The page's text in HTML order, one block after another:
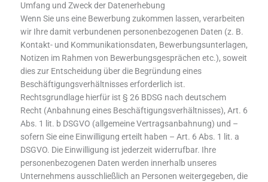
Umfang und Zweck der Datenerhebung
Wenn Sie uns eine Bewerbung zukommen lassen, verarbeiten
wir Ihre damit verbundenen personenbezogenen Daten (z. B.
Kontakt- und Kommunikationsdaten, Bewerbungsunterlagen,
Notizen im Rahmen von Bewerbungsgesprächen etc.), soweit
dies zur Entscheidung über die Begründung eines
Beschäftigungsverhältnisses erforderlich ist.
Rechtsgrundlage hierfür ist § 26 BDSG nach deutschem
Recht (Anbahnung eines Beschäftigungsverhältnisses), Art. 6
Abs. 1 lit. b DSGVO (allgemeine Vertragsanbahnung) und –
sofern Sie eine Einwilligung erteilt haben – Art. 6 Abs. 1 lit. a
DSGVO. Die Einwilligung ist jederzeit widerrufbar. Ihre
personenbezogenen Daten werden innerhalb unseres
Unternehmens ausschließlich an Personen weitergegeben, die